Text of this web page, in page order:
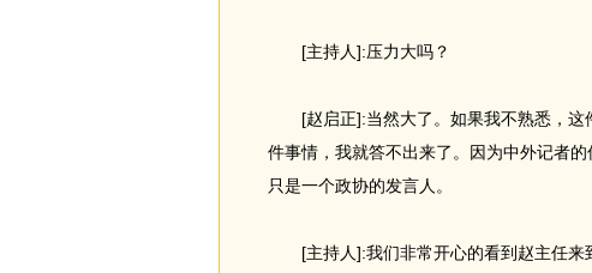
[主持人]:压力大吗？
[赵启正]:当然大了。如果我不熟悉，这
件事情，我就答不出来了。因为中外记者
只是一个政协的发言人。
[主持人]:我们非常开心的看到赵主任来